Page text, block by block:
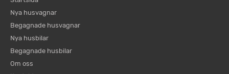
Nya husvagnar
Begagnade husvagnar
Nya husbilar
Begagnade husbilar
Om oss